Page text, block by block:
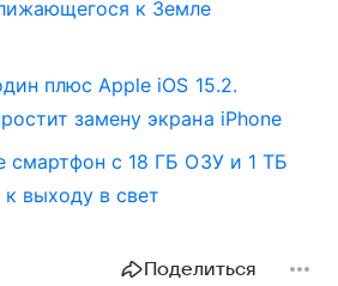
к Земле
плюс Apple iOS 15.2.
замену экрана iPhone
смартфон с 18 ГБ ОЗУ и 1 ТБ
выходу в свет
Поделиться